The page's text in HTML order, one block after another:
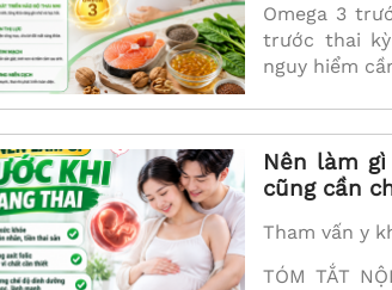
Omega 3
trước thai
nguy hiểm
Nên làm
cũng cần
Tham vấn y
TÓM TẮT